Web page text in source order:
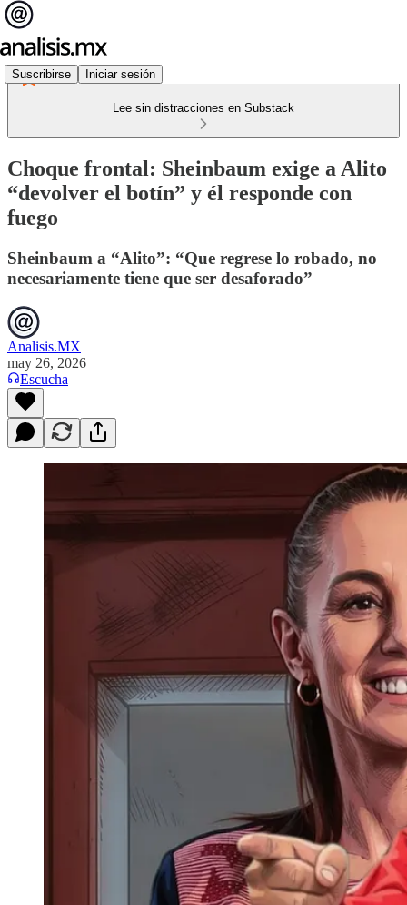
Suscribirse Iniciar sesión
Lee sin distracciones en Substack
Choque frontal: Sheinbaum exige a Alito
“devolver el botín” y él responde con
fuego
Sheinbaum a “Alito”: “Que regrese lo robado, no
necesariamente tiene que ser desaforado”
Analisis.MX
may 26, 2026
Escucha